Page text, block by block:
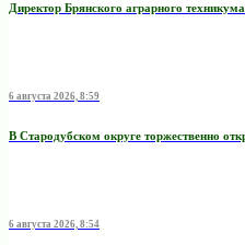
Директор Брянского аграрного
6 августа 2026, 8:59
В Стародубском округе торжественно
6 августа 2026, 8:54